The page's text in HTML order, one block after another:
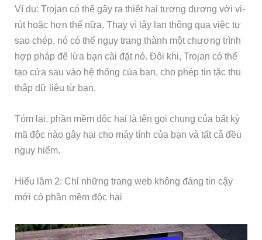
Ví dụ: Trojan có thể gây ra thiệt hại tương đương với vi-
rút hoặc hơn thế nữa. Thay vì lây lan thông qua việc tự
sao chép, nó có thể ngụy trang thành một chương trình
hợp pháp để lừa bạn cài đặt nó. Đôi khi, Trojan có thể
tạo cửa sau vào hệ thống của bạn, cho phép tin tặc thu
thập dữ liệu từ bạn.
Tóm lại, phần mềm độc hại là tên gọi chung của bất kỳ
mã độc nào gây hại cho máy tính của bạn và tất cả đều
nguy hiểm.
Hiểu lầm 2: Chỉ những trang web không đáng tin cậy
mới có phần mềm độc hại